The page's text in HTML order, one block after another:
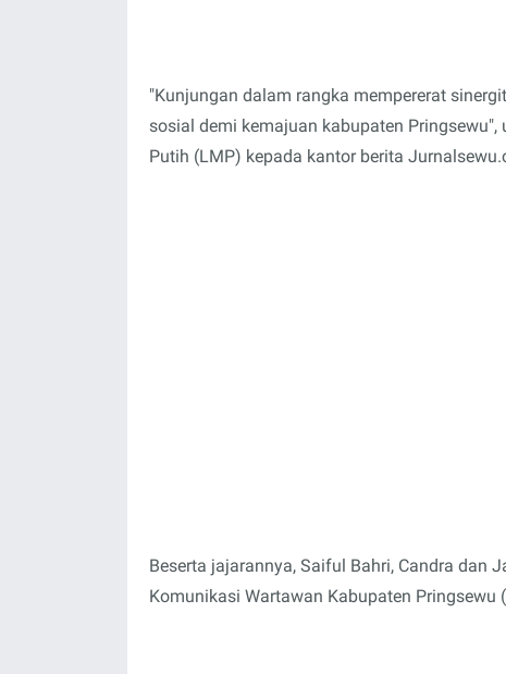
"Kunjungan dalam rangka mempererat
sosial demi kemajuan kabupaten
Putih (LMP) kepada kantor berita
Beserta jajarannya, Saiful Bahri, Candra dan
Komunikasi Wartawan Kabupaten Pringsewu